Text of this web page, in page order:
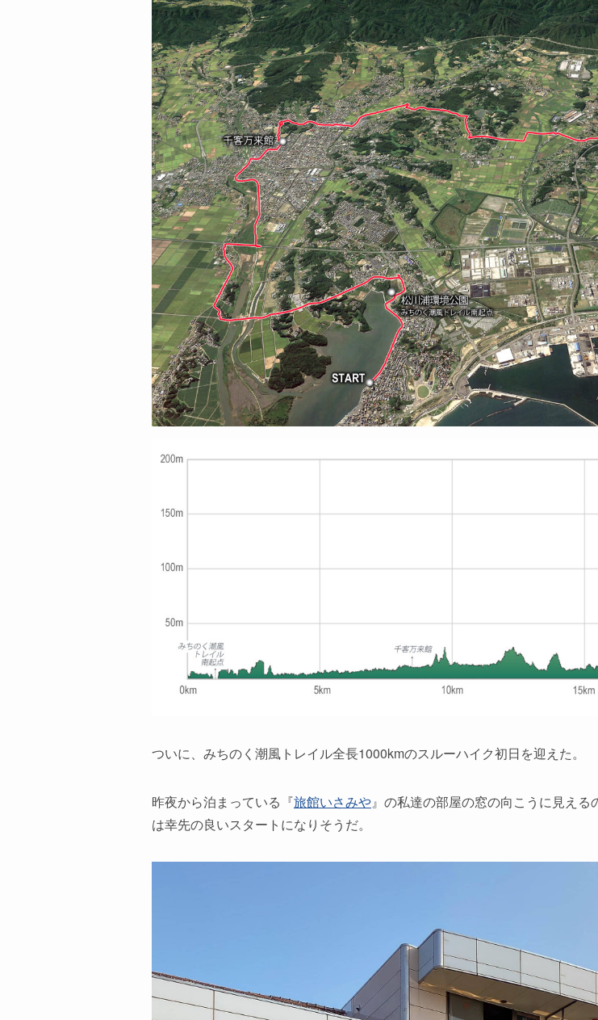
ついに、みちのく潮風トレイル全長1000kmのスルーハイク初日を迎えた。
昨夜から泊まっている『旅館いさみや』の私達の部屋の窓の向こうに見え
は幸先の良いスタートになりそうだ。